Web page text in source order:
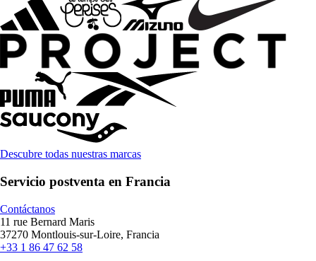
Descubre todas nuestras marcas
Servicio postventa en Francia
Contáctanos
11 rue Bernard Maris
37270 Montlouis-sur-Loire, Francia
+33 1 86 47 62 58